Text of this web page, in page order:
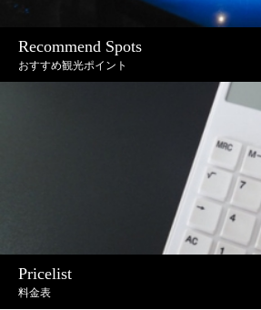
Recommend Spots
おすすめ観光ポイント
Pricelist
料金表